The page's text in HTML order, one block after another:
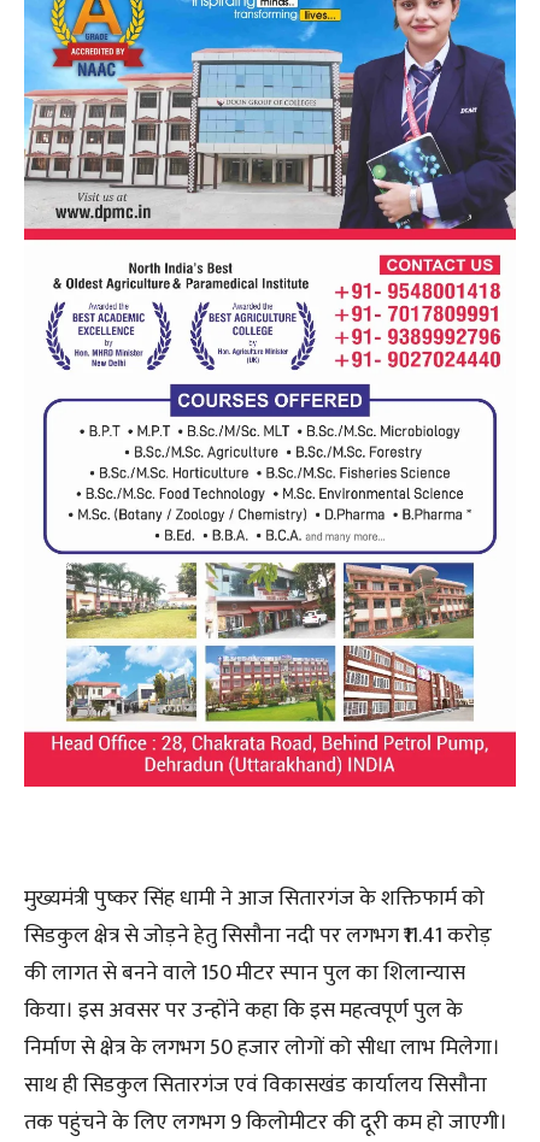
मुख्यमंत्री पुष्कर सिंह धामी ने आज सितारगंज के शक्तिफार्म को
सिडकुल क्षेत्र से जोड़ने हेतु सिसौना नदी पर लगभग ₹11.41 करोड़
की लागत से बनने वाले 150 मीटर स्पान पुल का शिलान्यास
किया। इस अवसर पर उन्होंने कहा कि इस महत्वपूर्ण पुल के
निर्माण से क्षेत्र के लगभग 50 हजार लोगों को सीधा लाभ मिलेगा।
साथ ही सिडकुल सितारगंज एवं विकासखंड कार्यालय सिसौना
तक पहुंचने के लिए लगभग 9 किलोमीटर की दूरी कम हो जाएगी।